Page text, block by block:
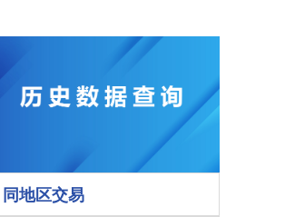
同地区交易